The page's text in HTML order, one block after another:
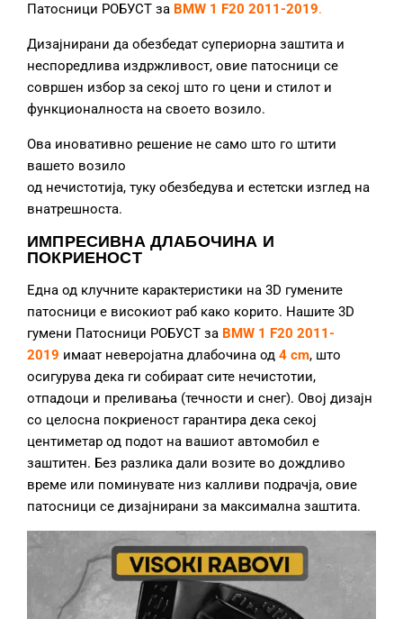
Патосници РОБУСТ за BMW 1 F20 2011-2019.
Дизајнирани да обезбедат супериорна заштита и
неспоредлива издржливост, овие патосници се
совршен избор за секој што го цени и стилот и
функционалноста на своето возило.
Ова иновативно решение не само што го штити
вашето возило
од нечистотија, туку обезбедува и естетски изглед на
внатрешноста.
ИМПРЕСИВНА ДЛАБОЧИНА И
ПОКРИЕНОСТ
Една од клучните карактеристики на 3D гумените
патосници е високиот раб како корито. Нашите 3D
гумени Патосници РОБУСТ за BMW 1 F20 2011-
2019 имаат неверојатна длабочина од 4 cm, што
осигурува дека ги собираат сите нечистотии,
отпадоци и преливања (течности и снег). Овој дизајн
со целосна покриеност гарантира дека секој
центиметар од подот на вашиот автомобил е
заштитен. Без разлика дали возите во дождливо
време или поминувате низ калливи подрачја, овие
патосници се дизајнирани за максимална заштита.